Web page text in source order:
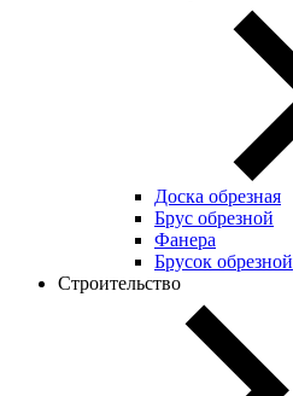
Доска обрезная
Брус обрезной
Фанера
Брусок обрезной
Строительство